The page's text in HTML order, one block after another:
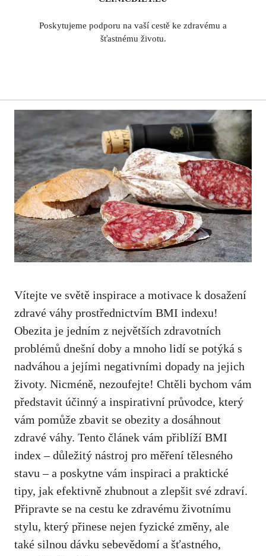
Poskytujeme podporu na vaší cestě ke zdravému a
šťastnému životu.
Vítejte ve světě inspirace ⁢a ⁣motivace k dosažení‍
zdravé váhy prostřednictvím BMI indexu!
Obezita je ‍jedním​ z největších ‍zdravotních⁢
problémů dnešní doby a mnoho lidí se potýká s
nadváhou a jejími negativními dopady​ na jejich
⁤životy. Nicméně, nezoufejte!⁣ Chtěli bychom vám
představit účinný a inspirativní průvodce, který
vám pomůže zbavit se obezity a dosáhnout
zdravé váhy. Tento článek vám přiblíží BMI
index – důležitý nástroj pro měření tělesného
stavu – a poskytne vám​ inspiraci a​ praktické
tipy, jak efektivně zhubnout a zlepšit své zdraví.
Připravte se na cestu ⁣ke zdravému životnímu
stylu, který přinese nejen fyzické změny, ale
také silnou⁢ dávku sebevědomí a šťastného,